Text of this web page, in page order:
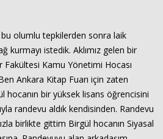
bu olumlu tepkilerden sonra laik
kurmayı istedik. Aklımız gelen bir
Fakültesi Kamu Yönetimi Hocası
Ankara Kitap Fuarı için zaten
hocanın bir yüksek lisans öğrencisini
randevu aldık kendisinden. Randevu
birlikte gittim Birgül hocanın Siyasal